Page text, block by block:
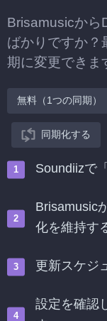
Brisamusicから
ばかりですか？
期に変更できま
無料（1つの同期）
同期化する
Soundiizで
Brisamusic
化を維持す
更新スケジ
設定を確認